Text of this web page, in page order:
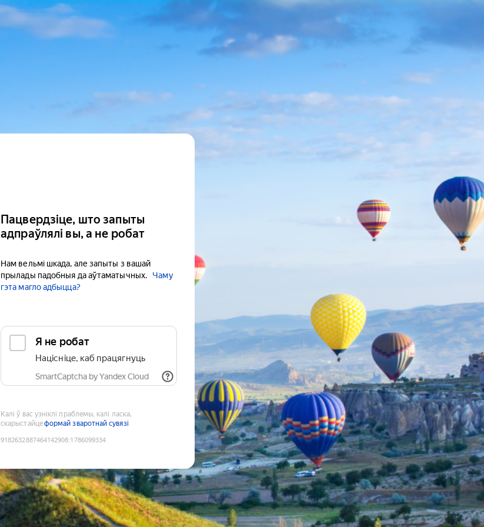
Пацвердзіце, што запыты
адпраўлялі вы, а не робат
Нам вельмі шкада, але запыты з вашай
прылады падобныя да аўтаматычных.
Чаму
гэта магло адбыцца?
Я не робат
Націсніце, каб працягнуць
SmartCaptcha by Yandex Cloud
Калі ў вас узніклі праблемы, калі ласка,
скарыстайцеформай зваротнай сувязі
9182632887464142908:1786099334